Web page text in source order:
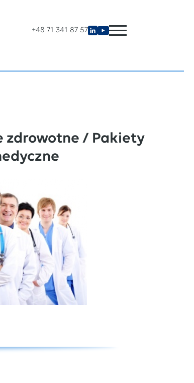
+48 71 341 87 57
zdrowotne / Pakiety